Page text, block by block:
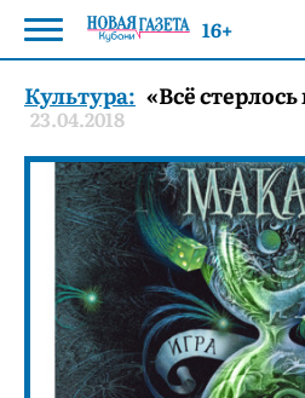
Культура: «Всё
23.04.2018
16+